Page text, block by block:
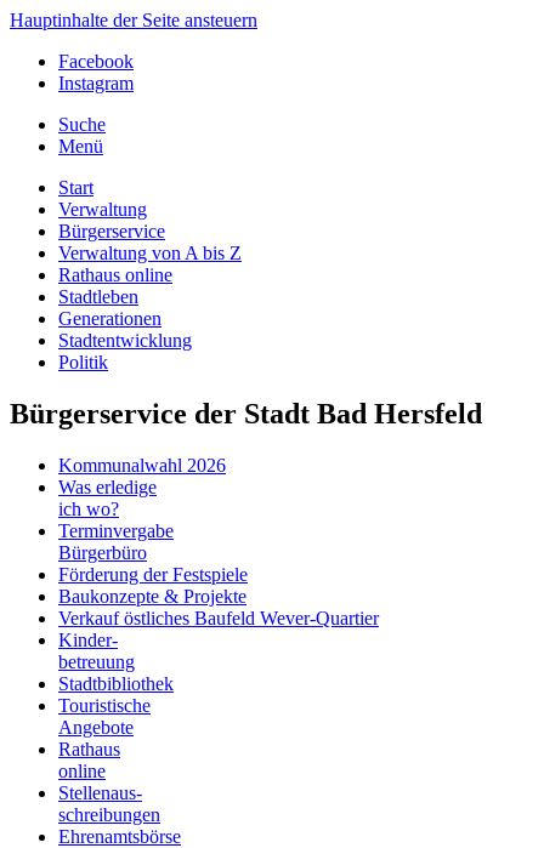
Hauptinhalte der Seite ansteuern
Facebook
Instagram
Suche
Menü
Start
Verwaltung
Bürgerservice
Verwaltung von A bis Z
Rathaus online
Stadtleben
Generationen
Stadtentwicklung
Politik
Bürgerservice der Stadt Bad Hersfeld
Kommunalwahl 2026
Was erledige
ich wo?
Terminvergabe
Bürgerbüro
Förderung der Festspiele
Baukonzepte & Projekte
Verkauf östliches Baufeld Wever-Quartier
Kinder-
betreuung
Stadtbibliothek
Touristische
Angebote
Rathaus
online
Stellenaus-
schreibungen
Ehrenamtsbörse